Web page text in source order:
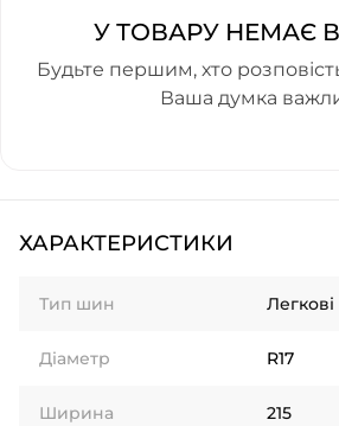
У ТОВАРУ НЕМАЄ
Будьте першим, хто
Ваша думка
ХАРАКТЕРИСТИКИ
Тип шин Легкові
Діаметр R17
Ширина 215